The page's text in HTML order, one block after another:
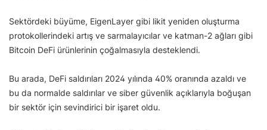
Sektördeki büyüme, EigenLayer gibi likit yeniden oluşturma
protokollerindeki artış ve sarmalayıcılar ve katman-2 ağları gibi
Bitcoin DeFi ürünlerinin çoğalmasıyla desteklendi.
Bu arada, DeFi saldırıları 2024 yılında 40% oranında azaldı ve
bu da normalde saldırılar ve siber güvenlik açıklarıyla boğuşan
bir sektör için sevindirici bir işaret oldu.